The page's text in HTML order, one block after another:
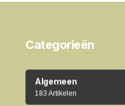
Categorieën
Algemeen
183 Artikelen